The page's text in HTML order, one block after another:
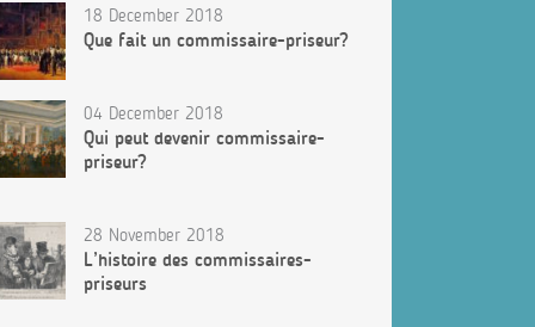
18 December 2018
Que fait un commissaire-priseur?
04 December 2018
Qui peut devenir commissaire-
priseur?
28 November 2018
L’histoire des commissaires-
priseurs